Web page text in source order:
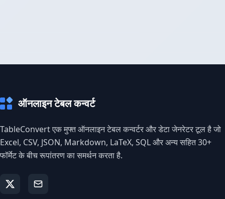
ऑनलाइन टेबल कन्वर्ट
TableConvert एक मुफ्त ऑनलाइन टेबल कन्वर्टर और डेटा जेनरेटर टूल है जो
Excel, CSV, JSON, Markdown, LaTeX, SQL और अन्य सहित 30+
फॉर्मेट के बीच रूपांतरण का समर्थन करता है.